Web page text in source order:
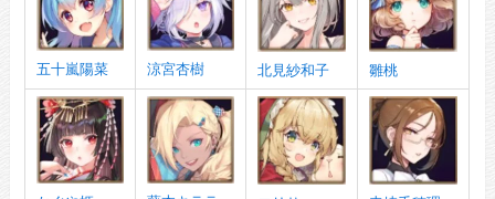
五十嵐陽菜 涼宮杏樹 北見紗和子 雛桃